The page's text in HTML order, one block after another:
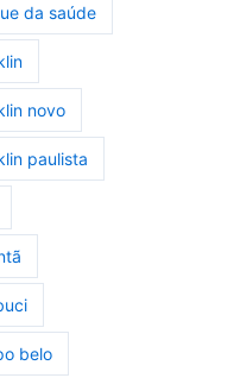
da saúde
novo
paulista
belo